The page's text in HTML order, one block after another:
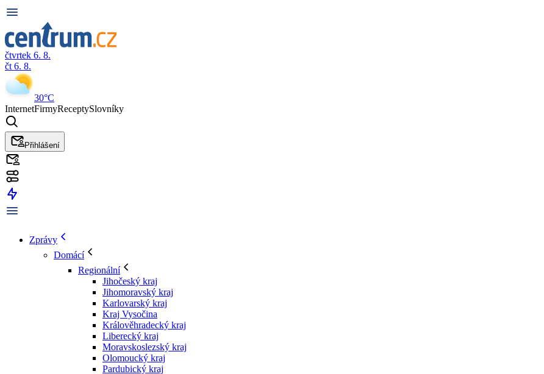
čtvrtek 6. 8.
čt 6. 8.
30°C
InternetFirmyReceptySlovníky
Přihlášení
Zprávy
Domácí
Regionální
Jihočeský kraj
Jihomoravský kraj
Karlovarský kraj
Kraj Vysočina
Králověhradecký kraj
Liberecký kraj
Moravskoslezský kraj
Olomoucký kraj
Pardubický kraj